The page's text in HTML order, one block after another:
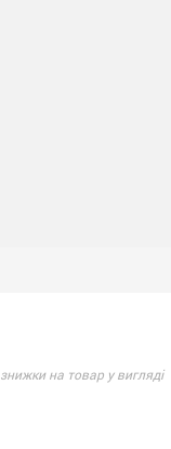
на товар у вигляді